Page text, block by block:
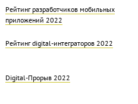
Рейтинг разработчиков мобильных
приложений 2022
Рейтинг digital-интеграторов 2022
Digital-Прорыв 2022